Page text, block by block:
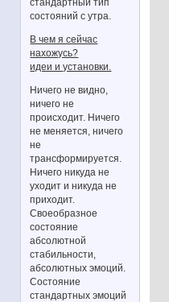
стандартный тип
состояний с утра.
В чем я сейчас
нахожусь?
идеи и установки.
Ничего не видно,
ничего не
происходит. Ничего
не меняется, ничего
не
трансформируется.
Ничего никуда не
уходит и никуда не
приходит.
Своеобразное
состояние
абсолютной
стабильности,
абсолютных эмоций.
Состояние
стандартных эмоций